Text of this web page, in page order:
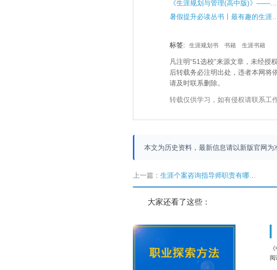
标签: 生涯规划书 书籍 生涯书籍
凡注明“51选校”来源文章，未经
后转载务必注明出处，违者本网将
请及时联系删除。
转载仅供学习，如有侵权请联系工
本文为历史资料，最新信息请以新版官网为
上一篇： 生涯个案咨询指导师职责有哪些？
大家还看了这些：
阅